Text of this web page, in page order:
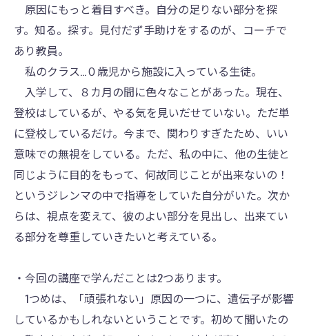
原因にもっと着目すべき。自分の足りない部分を探
す。知る。探す。見付だず手助けをするのが、コーチで
あり教員。
私のクラス…０歳児から施設に入っている生徒。
入学して、８カ月の間に色々なことがあった。現在、
登校はしているが、やる気を見いだせていない。ただ単
に登校しているだけ。今まで、関わりすぎたため、いい
意味での無視をしている。ただ、私の中に、他の生徒と
同じように目的をもって、何故同じことが出来ないの！
というジレンマの中で指導をしていた自分がいた。次か
らは、視点を変えて、彼のよい部分を見出し、出来てい
る部分を尊重していきたいと考えている。
・今回の講座で学んだことは2つあります。
1つめは、「頑張れない」原因の一つに、遺伝子が影響
しているかもしれないということです。初めて聞いたの